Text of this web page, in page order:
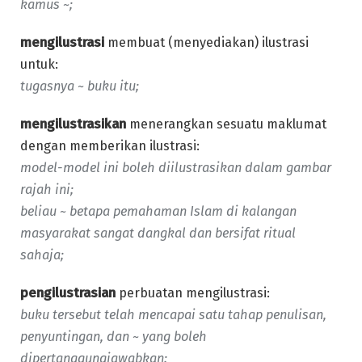
kamus ~;
mengilustrasi membuat (menyediakan) ilustrasi
untuk:
tugasnya ~ buku itu;
mengilustrasikan menerangkan sesuatu maklumat
dengan memberikan ilustrasi:
model-model ini boleh diilustrasikan dalam gambar
rajah ini;
beliau ~ betapa pemahaman Islam di kalangan
masyarakat sangat dangkal dan bersifat ritual
sahaja;
pengilustrasian perbuatan mengilustrasi:
buku tersebut telah mencapai satu tahap penulisan,
penyuntingan, dan ~ yang boleh
dipertanggungjawabkan;